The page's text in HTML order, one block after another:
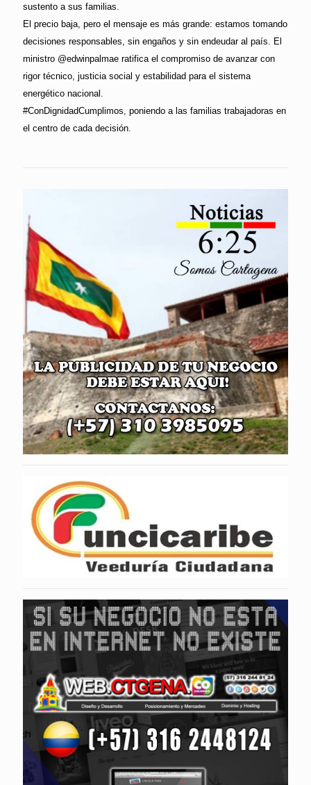
sustento a sus familias.
El precio baja, pero el mensaje es más grande: estamos tomando
decisiones responsables, sin engaños y sin endeudar al país. El
ministro @edwinpalmae ratifica el compromiso de avanzar con
rigor técnico, justicia social y estabilidad para el sistema
energético nacional.
#ConDignidadCumplimos, poniendo a las familias trabajadoras en
el centro de cada decisión.